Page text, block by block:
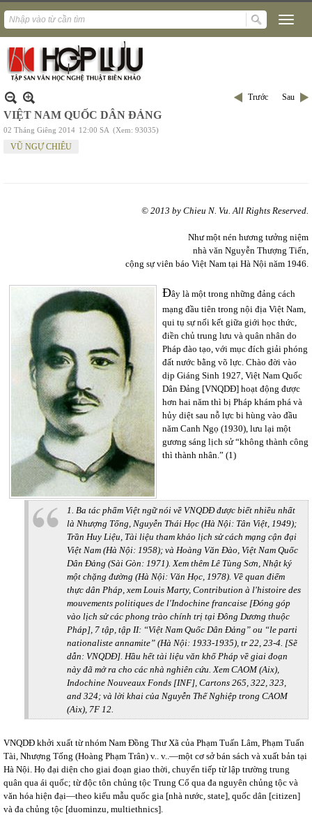
Trước Sau
VIỆT NAM QUỐC DÂN ĐẢNG
02 Tháng Giêng 2014 12:00 SA (Xem: 93035)
VŨ NGỰ CHIÊU
© 2013 by Chieu N. Vu. All Rights Reserved.
Như một nén hương tưởng niệm
nhà văn Nguyễn Thượng Tiến,
cộng sự viên báo Việt Nam tại Hà Nội năm 1946.
Đây là một trong những đảng cách
mạng đầu tiên trong nội địa Việt Nam,
qui tụ sự nối kết giữa giới học thức,
điền chủ trung lưu và quân nhân do
Pháp đào tạo, với mục đích giải phóng
đất nước bằng võ lực. Chào đời vào
dịp Giáng Sinh 1927, Việt Nam Quốc
Dân Đảng [VNQDĐ] hoạt động được
hơn hai năm thì bị Pháp khám phá và
hủy diệt sau nỗ lực bi hùng vào đầu
năm Canh Ngọ (1930), lưu lại một
gương sáng lịch sử “không thành công
thì thành nhân.” (1)
1. Ba tác phẩm Việt ngữ nói về VNQDĐ được biết nhiều nhất
là Nhượng Tống, Nguyễn Thái Học (Hà Nội: Tân Việt, 1949);
Trần Huy Liệu, Tài liệu tham khảo lịch sử cách mạng cận đại
Việt Nam (Hà Nội: 1958); và Hoàng Văn Đào, Việt Nam Quốc
Dân Đảng (Sài Gòn: 1971). Xem thêm Lê Tùng Sơn, Nhật ký
một chặng đường (Hà Nội: Văn Học, 1978). Về quan điểm
thực dân Pháp, xem Louis Marty, Contribution à l'histoire des
mouvements politiques de l'Indochine francaise [Đóng góp
vào lịch sử các phong trào chính trị tại Đông Dương thuộc
Pháp], 7 tập, tập II: “Việt Nam Quốc Dân Đảng” ou “le parti
nationaliste annamite” (Hà Nội: 1933-1935), tr 22, 23-4. [Sẽ
dẫn: VNQDĐ]. Hầu hết tài liệu văn khố Pháp về giai đoạn
này đã mở ra cho các nhà nghiên cứu. Xem CAOM (Aix),
Indochine Nouveaux Fonds [INF], Cartons 265, 322, 323,
and 324; và lời khai của Nguyễn Thế Nghiệp trong CAOM
(Aix), 7F 12.
VNQDĐ khởi xuất từ nhóm Nam Đồng Thư Xã của Phạm Tuấn Lâm, Phạm Tuấn
Tài, Nhượng Tống (Hoàng Phạm Trân) v.. v..—một cơ sở bán sách và xuất bản tại
Hà Nội. Họ đại diện cho giai đoạn giao thời, chuyển tiếp từ lập trường trung
quân qua ái quốc; từ độc tôn chủng tộc Trung Cổ qua đa nguyên chủng tộc và
văn hóa hiện đại—theo kiểu mẫu quốc gia [nhà nước, state], quốc dân [citizen]
và đa chủng tộc [duominzu, multiethnics].